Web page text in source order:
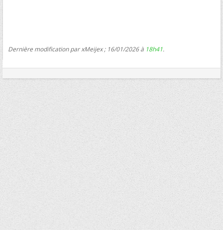
Dernière modification par xMeijex ; 16/01/2026 à 18h41.